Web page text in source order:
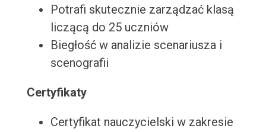
Potrafi skutecznie zarządzać klasą
liczącą do 25 uczniów
Biegłość w analizie scenariusza i
scenografii
Certyfikaty
Certyfikat nauczycielski w zakresie